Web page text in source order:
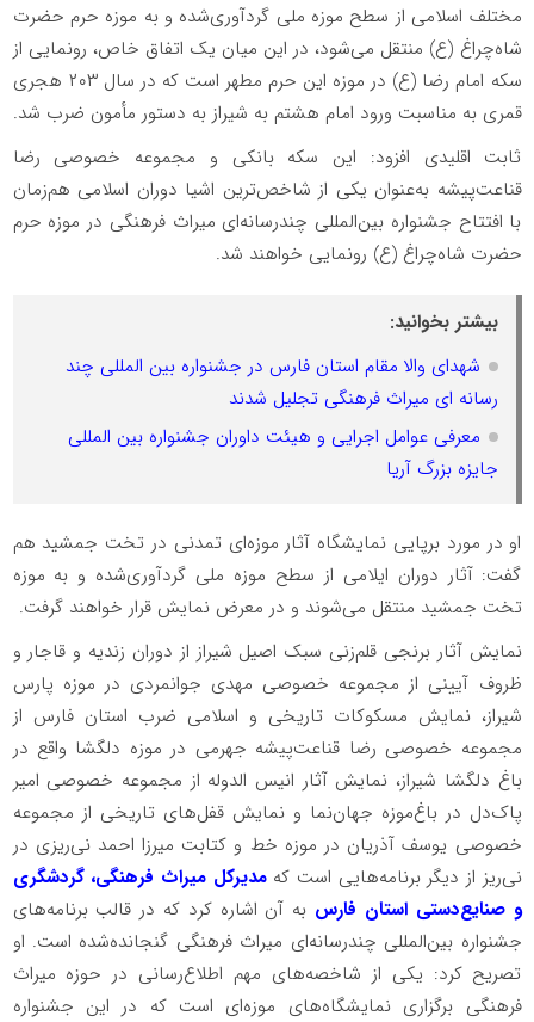
مختلف اسلامی از سطح موزه ملی گردآوری‌شده و به موزه حرم حضرت
شاه‌چراغ (ع) منتقل می‌شود، در این میان یک اتفاق خاص، رونمایی از
سکه امام رضا (ع) در موزه این حرم مطهر است که در سال ۲۰۳ هجری
قمری به مناسبت ورود امام هشتم به شیراز به دستور مأمون ضرب شد.
ثابت اقلیدی افزود: این سکه بانکی و مجموعه خصوصی رضا
قناعت‌پیشه به‌عنوان یکی از شاخص‌ترین اشیا دوران اسلامی هم‌زمان
با افتتاح جشنواره بین‌المللی چندرسانه‌ای میراث فرهنگی در موزه حرم
حضرت شاه‌چراغ (ع) رونمایی خواهند شد.
بیشتر بخوانید:
شهدای والا مقام استان فارس در جشنواره بین المللی چند
رسانه ای میراث فرهنگی تجلیل شدند
معرفی عوامل اجرایی و هیئت داوران جشنواره بین المللی
جایزه بزرگ آریا
او در مورد برپایی نمایشگاه آثار موزه‌ای تمدنی در تخت جمشید هم
گفت: آثار دوران ایلامی از سطح موزه ملی گردآوری‌شده و به موزه
تخت جمشید منتقل می‌شوند و در معرض نمایش قرار خواهند گرفت.
نمایش آثار برنجی قلم‌زنی سبک اصیل شیراز از دوران زندیه و قاجار و
ظروف آیینی از مجموعه خصوصی مهدی جوانمردی در موزه پارس
شیراز، نمایش مسکوکات تاریخی و اسلامی ضرب استان فارس از
مجموعه خصوصی رضا قناعت‌پیشه جهرمی در موزه دلگشا واقع در
باغ دلگشا شیراز، نمایش آثار انیس الدوله از مجموعه خصوصی امیر
پاک‌دل در باغ‌موزه جهان‌نما و نمایش قفل‌های تاریخی از مجموعه
خصوصی یوسف آذریان در موزه خط و کتابت میرزا احمد نی‌ریزی در
نی‌ریز از دیگر برنامه‌هایی است کهمدیرکل میراث فرهنگی، گردشگری
و صنایع‌دستی استان فارس به آن اشاره کرد که در قالب برنامه‌های
جشنواره بین‌المللی چندرسانه‌ای میراث فرهنگی گنجانده‌شده است. او
تصریح کرد: یکی از شاخصه‌های مهم اطلاع‌رسانی در حوزه میراث
فرهنگی برگزاری نمایشگاه‌های موزه‌ای است که در این جشنواره